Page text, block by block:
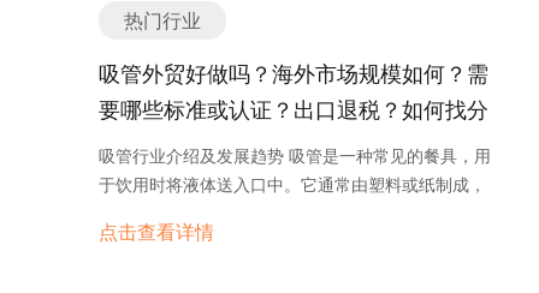
的推进，对塑料机械的需求不断增加，这为塑料机械
产和出口国家之一，拥有丰富的生产经验和成熟的技
术。中国的塑料机械产品质量稳定可靠，价格具有竞
机械的出口也面临一些挑战。首先，国际市场竞争激
烈，来自其他国家的竞争对手也在不断提升产品质量
和技术水平。其次，一些发达国家对塑料污染和环境
问题的关注日益增加，对塑料机械的进口可能会有一
和特点的不同，5G路由器可以分为以下几个主要分
家庭用户，提供稳定的5G网络连接和高速的无线网
络覆盖。家用5G路由器通常具有多个天线和高增
还支持多种无线连接方式，如Wi-Fi
6（802.11ax）、以太网等，以满足家庭用户对高
速、稳定网络的需求。 2. 商用5G路由器：商用5G路
远影响。通过引入自动控制系统、远程监测和诊断技
术，锅炉的运行效率和安全性得到了提高。智能化技
术的应用使得锅炉设备更加智能、可靠，并能够实现
远程控制和管理，降低了运营成本。 未来，锅炉行业
将继续朝着环保、高效、智能的方向发展。随着全球
能源消耗的增加和环境压力的加大，清洁能源将成为
术和废气处理技术也将不断提升，以减少能源的浪费
热门行业
吸管外贸好做吗？海外市场规模如何？需
要哪些标准或认证？出口退税？如何找分
销商或客户？
吸管行业介绍及发展趋势 吸管是一种常见的餐具，用
于饮用时将液体送入口中。它通常由塑料或纸制成，
庞大且不断发展的行业。随着人们对环境保护和可持
点击查看详情